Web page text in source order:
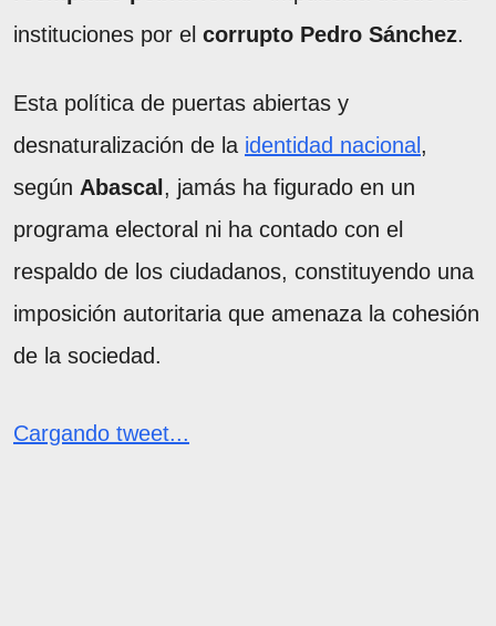
instituciones por el corrupto Pedro Sánchez.
Esta política de puertas abiertas y
desnaturalización de la identidad nacional ,
según Abascal , jamás ha figurado en un
programa electoral ni ha contado con el
respaldo de los ciudadanos, constituyendo una
imposición autoritaria que amenaza la cohesión
de la sociedad.
Cargando tweet...